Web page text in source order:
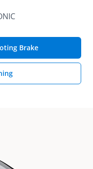
Brake